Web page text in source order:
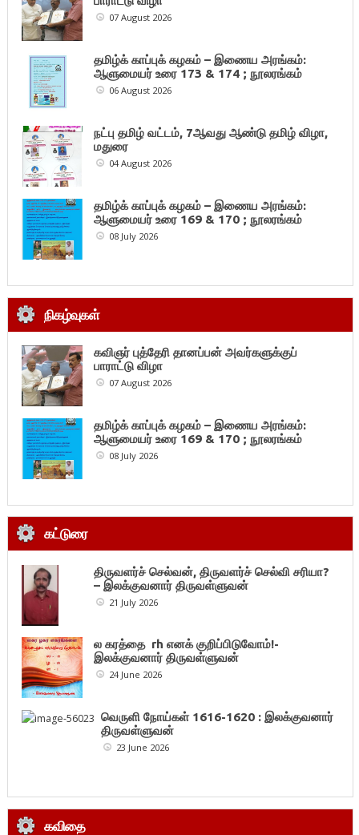
07 August 2026
தமிழ்க் காப்புக் கழகம் – இணைய அரங்கம்:
ஆளுமையர் உரை 173 & 174 ; நூலரங்கம்
06 August 2026
நட்பு தமிழ் வட்டம், 7ஆவது ஆண்டு தமிழ் விழா,
மதுரை
04 August 2026
தமிழ்க் காப்புக் கழகம் – இணைய அரங்கம்:
ஆளுமையர் உரை 169 & 170 ; நூலரங்கம்
08 July 2026
நிகழ்வுகள்
கவிஞர் புத்தேரி தானப்பன் அவர்களுக்குப்
பாராட்டு விழா
07 August 2026
தமிழ்க் காப்புக் கழகம் – இணைய அரங்கம்:
ஆளுமையர் உரை 169 & 170 ; நூலரங்கம்
08 July 2026
கட்டுரை
திருவளர்ச் செல்வன், திருவளர்ச் செல்வி சரியா?
– இலக்குவனார் திருவள்ளுவன்
21 July 2026
ல கரத்தை rh எனக் குறிப்பிடுவோம்!-
இலக்குவனார் திருவள்ளுவன்
24 June 2026
வெருளி நோய்கள் 1616-1620 : இலக்குவனார்
திருவள்ளுவன்
23 June 2026
கவிதை